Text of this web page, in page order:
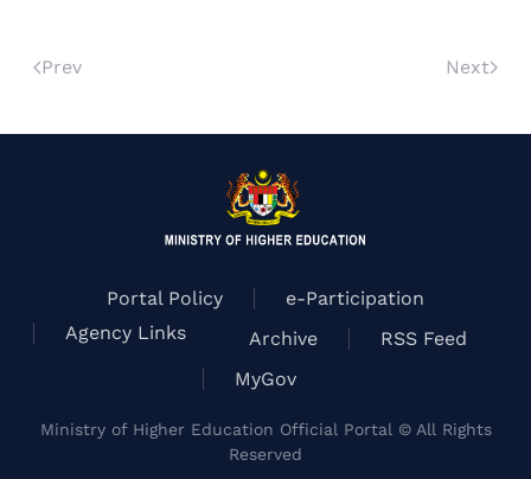
Prev Next
Portal Policy
e-Participation
Agency Links
Archive
RSS Feed
MyGov
Ministry of Higher Education Official Portal © All Rights
Reserved